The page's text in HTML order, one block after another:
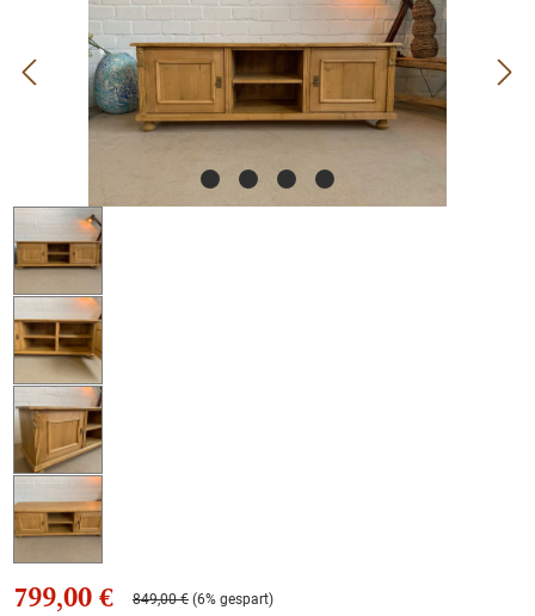
799,00 € 849,00 € (6% gespart)